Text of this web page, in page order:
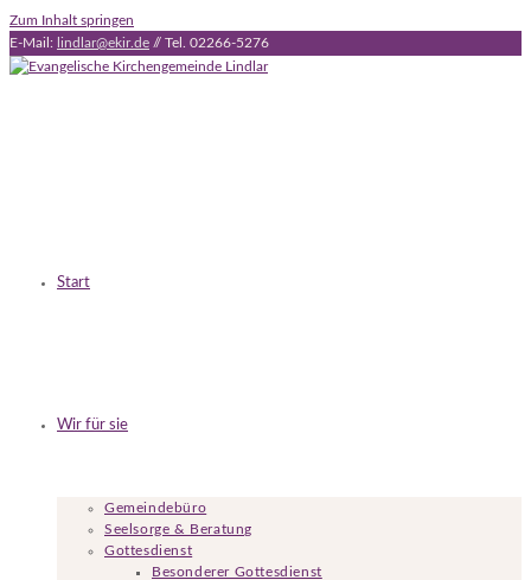
Zum Inhalt springen
E-Mail: lindlar@ekir.de // Tel. 02266-5276
Start
Wir für sie
Gemeindebüro
Seelsorge & Beratung
Gottesdienst
Besonderer Gottesdienst